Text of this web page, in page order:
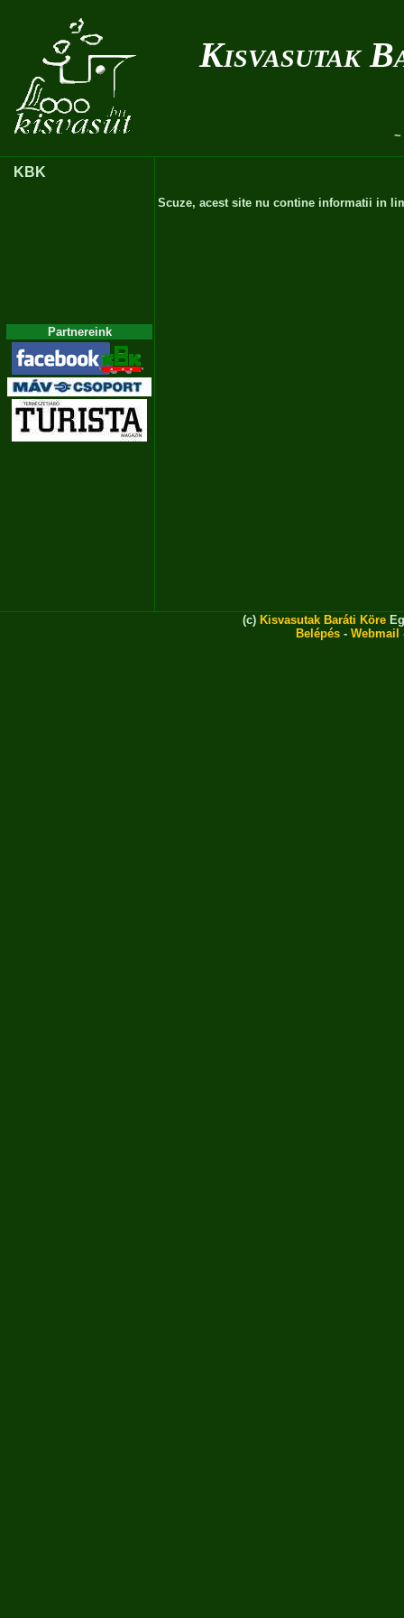
Kisvasutak
~
KBK
Partnereink
Scuze, acest site nu contine informatii in
(c) Kisvasutak Baráti Köre
Belépés - Webmail